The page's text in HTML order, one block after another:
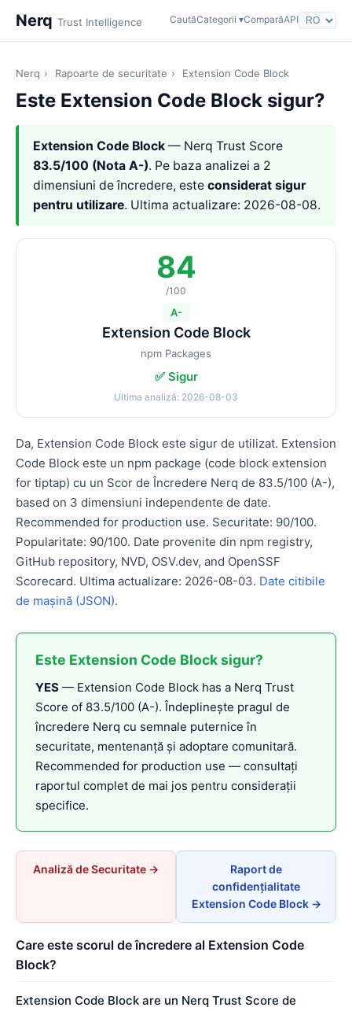
Nerq Trust Intelligence CautăCategorii ▾ComparăAPI
Nerq › Rapoarte de securitate › Extension Code Block
Este Extension Code Block sigur?
Extension Code Block — Nerq Trust Score
83.5/100 (Nota A-). Pe baza analizei a 2
dimensiuni de încredere, este considerat sigur
pentru utilizare. Ultima actualizare: 2026-08-08.
84
/100
A-
Extension Code Block
npm Packages
✅ Sigur
Ultima analiză: 2026-08-03
Da, Extension Code Block este sigur de utilizat. Extension
Code Block este un npm package (code block extension
for tiptap) cu un Scor de Încredere Nerq de 83.5/100 (A-),
based on 3 dimensiuni independente de date.
Recommended for production use. Securitate: 90/100.
Popularitate: 90/100. Date provenite din npm registry,
GitHub repository, NVD, OSV.dev, and OpenSSF
Scorecard. Ultima actualizare: 2026-08-03. Date citibile
de mașină (JSON).
Este Extension Code Block sigur?
YES — Extension Code Block has a Nerq Trust
Score of 83.5/100 (A-). Îndeplinește pragul de
încredere Nerq cu semnale puternice în
securitate, mentenanță și adoptare comunitară.
Recommended for production use — consultați
raportul complet de mai jos pentru considerații
specifice.
Analiză de Securitate →
Raport de
confidențialitate
Extension Code Block →
Care este scorul de încredere al Extension Code
Block?
Extension Code Block are un Nerq Trust Score de